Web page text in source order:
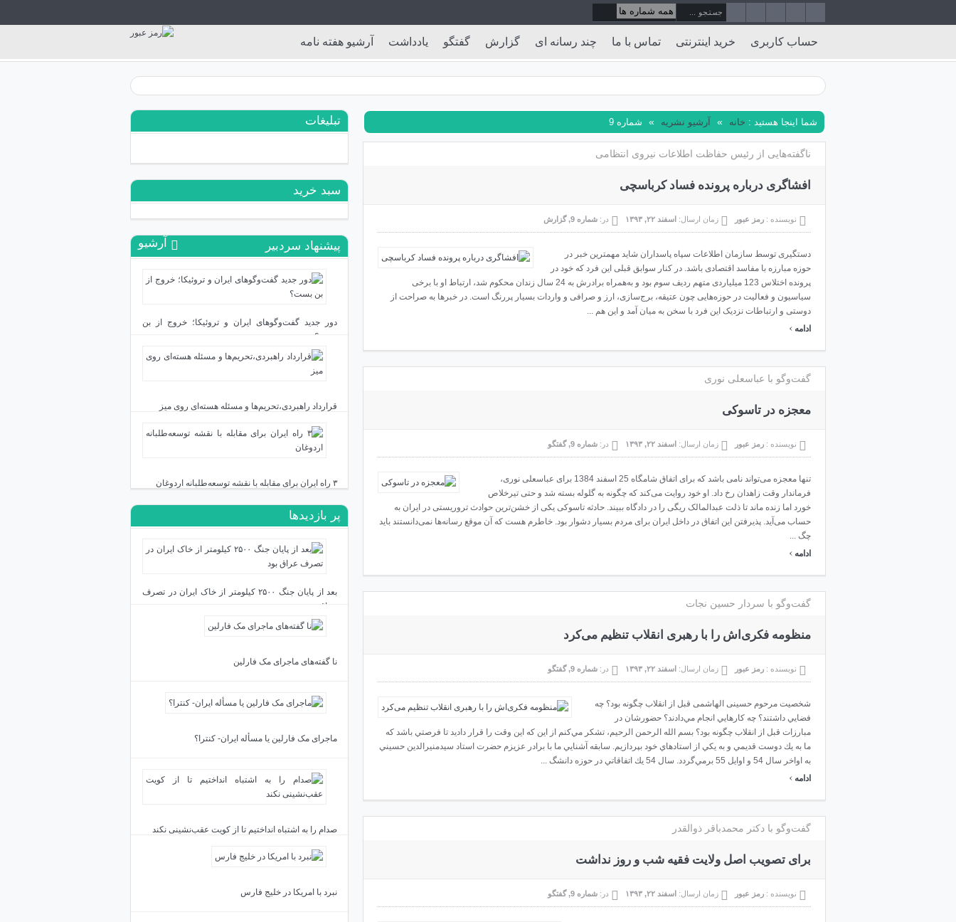
آرشیو هفته نامه یادداشت گفتگو گزارش چند رسانه ای تماس با ما خرید اینترنتی حساب کاربری
شما اینجا هستید : خانه » آرشیو نشریه » شماره 9
ناگفته‌هایی از رئیس حفاظت اطلاعات نیروی انتظامی
افشاگری درباره پرونده فساد کرباسچی
نویسنده : رمز عبور زمان ارسال: اسفند ۲۲, ۱۳۹۳ در: شماره 9 ,گزارش
دستگیری توسط سازمان اطلاعات سپاه پاسداران شاید مهمترین خبر در
حوزه مبارزه با مفاسد اقتصادی باشد. در کنار سوابق قبلی این فرد که خود در
پرونده اختلاس 123 میلیاردی متهم ردیف سوم بود و به‌همراه برادرش به 24 سال زندان محکوم شد، ارتباط او با برخی
سیاسیون و فعالیت در حوزه‌هایی چون عتیقه، برج‌سازی، ارز و صرافی و واردات بسیار پررنگ است. در خبرها به صراحت از
دوستی و ارتباطات نزدیک این فرد با سخن به میان آمد و این هم ...
ادامه ›
گفت‌وگو با عباسعلی نوری
معجزه در تاسوکی
نویسنده : رمز عبور زمان ارسال: اسفند ۲۲, ۱۳۹۳ در: شماره 9 ,گفتگو
تنها معجزه می‌تواند نامی باشد که برای اتفاق شامگاه 25 اسفند 1384 برای عباسعلی نوری،
فرماندار وقت زاهدان رخ داد. او خود روایت می‌کند که چگونه به گلوله بسته شد و حتی تیرخلاص
خورد اما زنده ماند تا ذلت عبدالمالک ریگی را در دادگاه ببیند. حادثه تاسوکی یکی از خشن‌ترین حوادث تروریستی در ایران به
حساب می‌آید. پذیرفتن این اتفاق در داخل ایران برای مردم بسیار دشوار بود. خاطرم هست که آن موقع رسانه‌ها نمی‌دانستند باید
چگ ...
ادامه ›
گفت‌وگو با سردار حسین نجات
منظومه فکری‌اش را با رهبری انقلاب تنظیم می‌کرد
نویسنده : رمز عبور زمان ارسال: اسفند ۲۲, ۱۳۹۳ در: شماره 9 ,گفتگو
شخصيت مرحوم حسینی الهاشمی قبل از انقلاب چگونه بود؟ چه
فضايي داشتند؟ چه كارهايي انجام مي‌دادند؟ حضورشان در
مبارزات قبل از انقلاب چگونه بود؟ بسم الله الرحمن الرحيم، تشكر مي‌كنم از اين كه اين وقت را قرار داديد تا فرصتي باشد که
ما به يك دوست قديمي و به يكي از استادهاي خود بپردازيم. سابقه آشنايي ما با برادر عزيزم حضرت استاد سيدمنيرالدين حسيني
به اواخر سال 54 و اوايل 55 برمي‌گردد. سال 54 يك اتفاقاتي در حوزه دانشگ ...
ادامه ›
گفت‌وگو با دکتر محمدباقر ذوالقدر
برای تصویب اصل ولایت فقیه شب و روز نداشت
نویسنده : رمز عبور زمان ارسال: اسفند ۲۲, ۱۳۹۳ در: شماره 9 ,گفتگو
تبلیغات
سبد خرید
پیشنهاد سردبیر آرشیو
دور جدید گفت‌وگوهای ایران و تروئیکا؛ خروج از بن
بست؟
قرارداد راهبردی،تحریم‌ها و مسئله هسته‌ای روی میز
۳ راه ایران برای مقابله با نقشه توسعه‌طلبانه اردوغان
دی ۱۹, ۱۴۰۳
پر بازدیدها
بعد از پایان جنگ ۲۵۰۰ کیلومتر از خاک ایران در تصرف
عراق بود
نا گفته‌های ماجرای مک فارلین
ماجرای مک فارلین یا مسأله ایران- کنترا؟
صدام را به اشتباه انداختیم تا از کویت عقب‌نشینی نکند
نبرد با امریکا در خلیج فارس